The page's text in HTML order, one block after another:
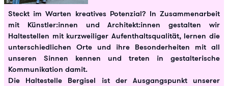
Steckt im Warten kreatives Potenzial? In Zusammenarbeit
mit Künstler:innen und Architekt:innen gestalten wir
Haltestellen mit kurzweiliger Aufenthaltsqualität, lernen die
unterschiedlichen Orte und ihre Besonderheiten mit all
unseren Sinnen kennen und treten in gestalterische
Kommunikation damit.
Die Haltestelle Bergisel ist der Ausgangspunkt unserer